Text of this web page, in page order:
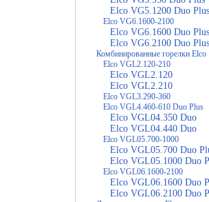
Elco VG5.1200 Duo Plus
Elco VG6.1600-2100
Elco VG6.1600 Duo Plus
Elco VG6.2100 Duo Plus
Комбинированные горелки Elco
Elco VGL2.120-210
Elco VGL2.120
Elco VGL2.210
Elco VGL3.290-360
Elco VGL4.460-610 Duo Plus
Elco VGL04.350 Duo
Elco VGL04.440 Duo
Elco VGL05.700-1000
Elco VGL05.700 Duo
Elco VGL05.1000 Duo
Elco VGL06.1600-2100
Elco VGL06.1600 Duo
Elco VGL06.2100 Duo